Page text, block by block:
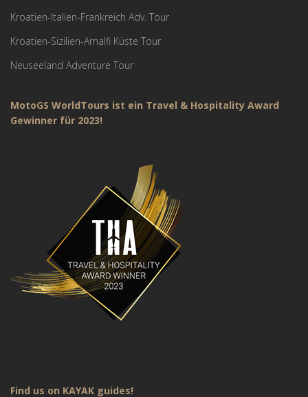
Kroatien-Italien-Frankreich Adv. Tour
Kroatien-Sizilien-Amalfi Küste Tour
Neuseeland Adventure Tour
MotoGS WorldTours ist ein Travel & Hospitality Award
Gewinner für 2023!
Find us on KAYAK guides!